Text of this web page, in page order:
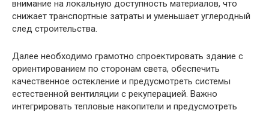
внимание на локальную доступность материалов, что
снижает транспортные затраты и уменьшает углеродный
след строительства.
Далее необходимо грамотно спроектировать здание с
ориентированием по сторонам света, обеспечить
качественное остекление и предусмотреть системы
естественной вентиляции с рекуперацией. Важно
интегрировать тепловые накопители и предусмотреть